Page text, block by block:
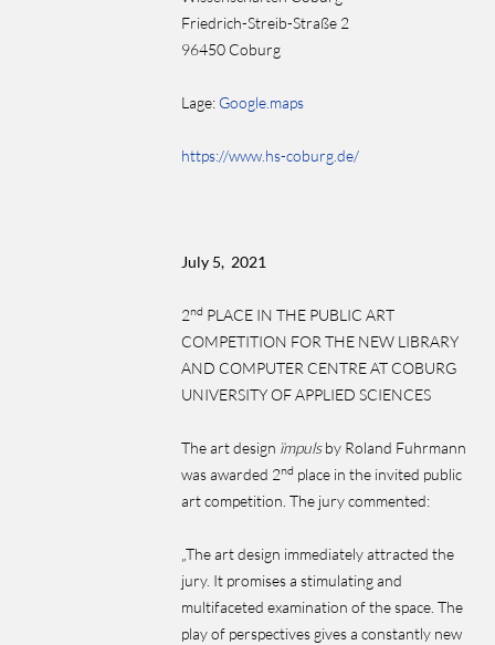
Friedrich-Streib-Straße 2
96450 Coburg
Lage: Google.maps
https://www.hs-coburg.de/
July 5, 2021
2nd PLACE IN THE PUBLIC ART
COMPETITION FOR THE NEW LIBRARY
AND COMPUTER CENTRE AT COBURG
UNIVERSITY OF APPLIED SCIENCES
The art design ïmpulsby Roland Fuhrmann
was awarded 2nd place in the invited public
art competition. The jury commented:
„The art design immediately attracted the
jury. It promises a stimulating and
multifaceted examination of the space. The
play of perspectives gives a constantly new